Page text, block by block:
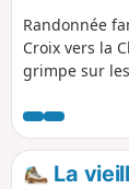
Randonnée
Croix vers la
grimpe sur
jalonné de
La